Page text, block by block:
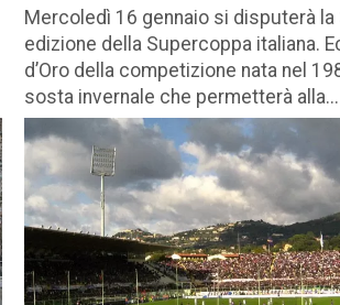
Mercoledì 16 gennaio si disputerà la
edizione della Supercoppa italiana.
d’Oro della competizione nata nel
sosta invernale che permetterà alla...